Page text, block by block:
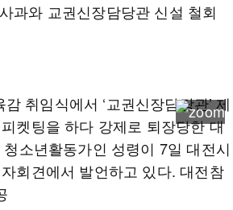
과와 교권신장담당관 신설 철회